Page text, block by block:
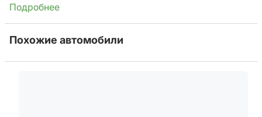
Подробнее
Похожие автомобили